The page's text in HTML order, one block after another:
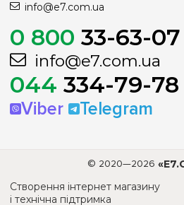
info@e7.com.ua
0 800 33-63-07
info@e7.com.ua
044 334-79-78
Viber Telegram
© 2020—2026
Створення інтернет магазину
і технічна підтримка